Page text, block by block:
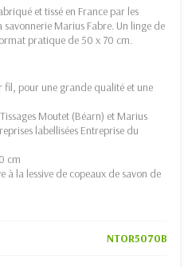
et tissé en France par les
Marius Fabre. Un linge de
pratique de 50 x 70 cm.
fil, pour une grande qualité et une
Moutet (Béarn) et Marius
labellisées Entreprise du
cm
à la lessive de copeaux de savon de
NTOR5070B